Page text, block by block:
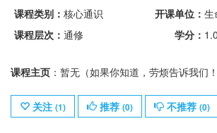
课程类别： 核心通识 开课单位： 生
课程层次： 通修 学分： 1.0
课程主页 ：暂无（如果你知道，劳烦告诉我们！
关注 (1) 推荐 (0) 不推荐 (0)